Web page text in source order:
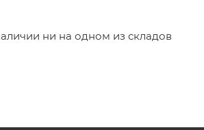
ни на одном из складов